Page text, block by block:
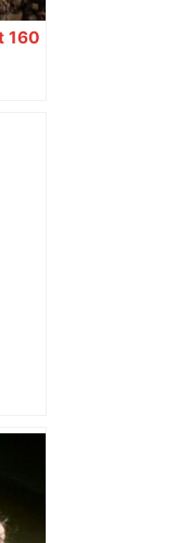
160